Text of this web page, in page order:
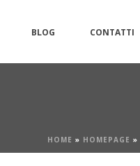
BLOG CONTATTI
HOME » HOMEPAGE »